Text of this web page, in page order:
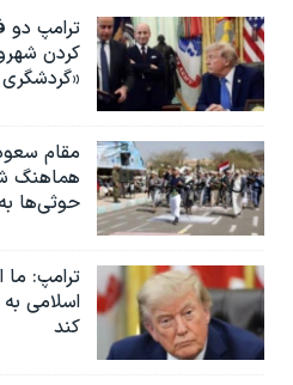
ترامپ دو
کردن
«گردشگری
مقام
هماهنگ
حوثی‌ها
ترامپ:
اسلامی
کند